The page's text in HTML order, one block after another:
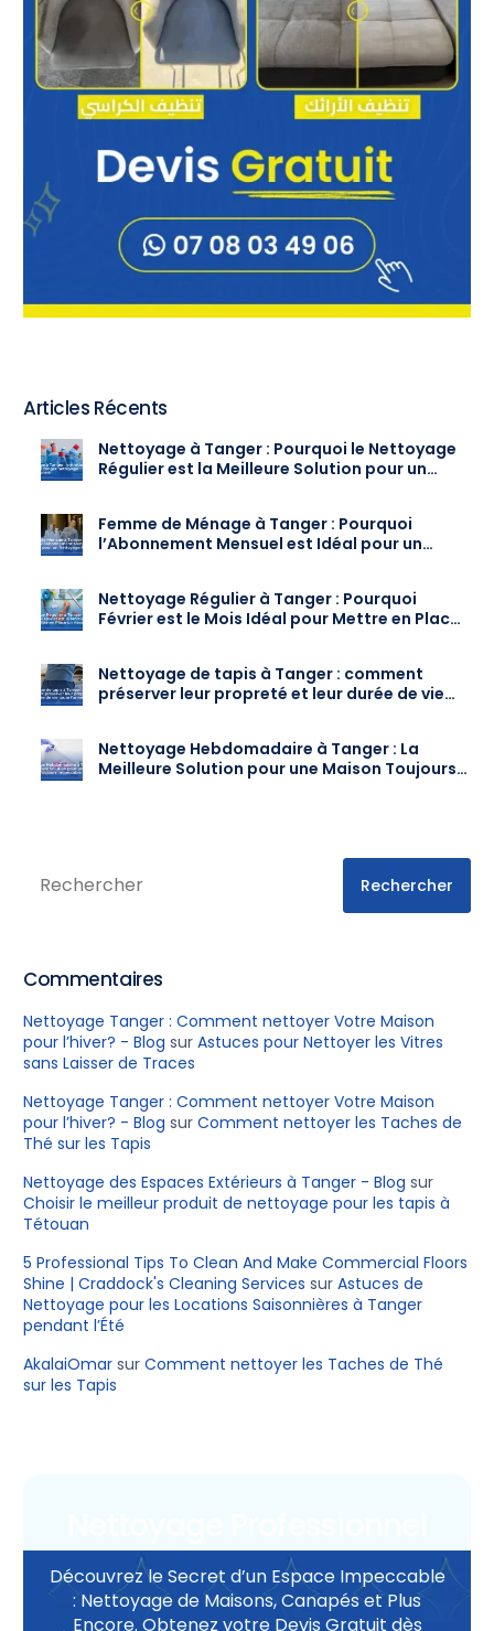
Articles Récents
Nettoyage à Tanger : Pourquoi le Nettoyage
Régulier est la Meilleure Solution pour un
Femme de Ménage à Tanger : Pourquoi
l’Abonnement Mensuel est Idéal pour un
Nettoyage Régulier à Tanger : Pourquoi
Février est le Mois Idéal pour Mettre en Place
Nettoyage de tapis à Tanger : comment
préserver leur propreté et leur durée de vie
Nettoyage Hebdomadaire à Tanger : La
Meilleure Solution pour une Maison Toujours
Rechercher
Commentaires
Nettoyage Tanger : Comment nettoyer Votre Maison
pour l’hiver? - Blog surAstuces pour Nettoyer les Vitres
sans Laisser de Traces
Nettoyage Tanger : Comment nettoyer Votre Maison
pour l’hiver? - Blog surComment nettoyer les Taches de
Thé sur les Tapis
Nettoyage des Espaces Extérieurs à Tanger - Blog sur
Choisir le meilleur produit de nettoyage pour les tapis à
Tétouan
5 Professional Tips To Clean And Make Commercial Floors
Shine | Craddock's Cleaning Services surAstuces de
Nettoyage pour les Locations Saisonnières à Tanger
pendant l’Été
AkalaiOmar surComment nettoyer les Taches de Thé
sur les Tapis
Découvrez le Secret d’un Espace Impeccable
: Nettoyage de Maisons, Canapés et Plus
Encore. Obtenez votre Devis Gratuit dès